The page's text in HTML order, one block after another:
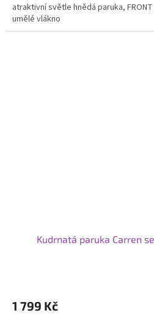
atraktivní světle hnědá paruka,
umělé vlákno
Kudrnatá paruka Carren
1 799 Kč